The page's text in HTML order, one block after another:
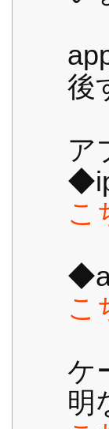
後
ア
こ
こ
ケ
明